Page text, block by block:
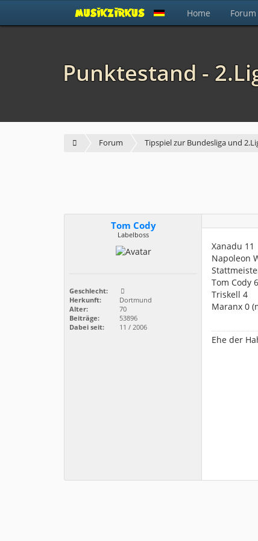
Home Forum
Punktestand -
Forum Tipspiel zur Bundesliga und
Tom Cody
Labelboss
Geschlecht:
Herkunft:
Dortmund
Alter:
70
Beiträge:
53896
Dabei seit:
11 / 2006
Xanadu 11
Napoleon
Tom Cody 6
Triskell 4
Maranx 0
Ehe der